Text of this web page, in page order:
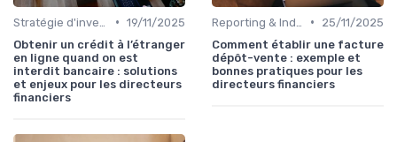
• 19/11/2025
Obtenir un crédit à l’étranger
en ligne quand on est
interdit bancaire : solutions
et enjeux pour les directeurs
financiers
•
25/11/2025
Comment établir une facture
dépôt-vente : exemple et
bonnes pratiques pour les
directeurs financiers